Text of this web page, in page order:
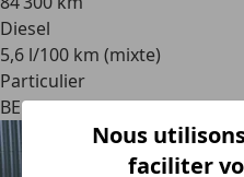
Diesel
5,6 l/100 km (mixte)
Particulier
BE 9450Heldergem
Nous
faciliter